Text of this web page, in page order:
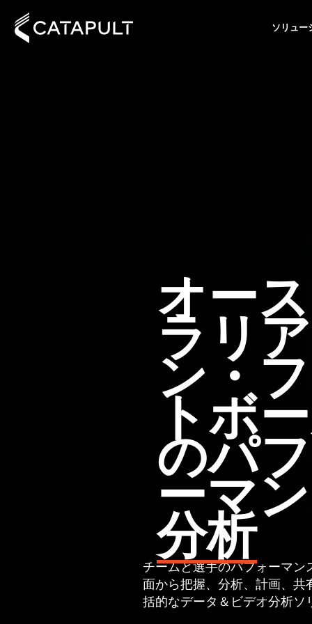
ソリュー
オー
ラリア
ン・
トボ
のパ
ーマ
分析
チームと選手のパフォーマン
面から把握、分析、計画、共
括的なデータ＆ビデオ分析ソ